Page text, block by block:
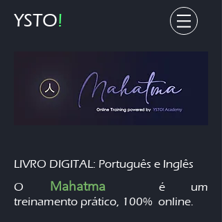
YSTO!
LIVRO DIGITAL: Português e Inglês
O Mahatma
é um
treinamento prático, 100% online.